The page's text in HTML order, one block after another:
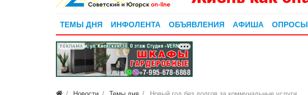
ТЕМЫ ДНЯ ИНФОЛЕНТА ОБЪЯВЛЕНИЯ АФИША ОПРОСЫ
РЕКЛАМА